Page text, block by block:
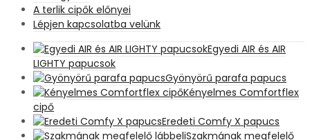
A terlik cipők előnyei
Lépjen kapcsolatba velünk
Egyedi AIR és AIR
LIGHTY papucsok
Gyönyörű parafa papucs
Kényelmes Comfortflex
cipő
Eredeti Comfy X papucs
Szakmának megfelelő